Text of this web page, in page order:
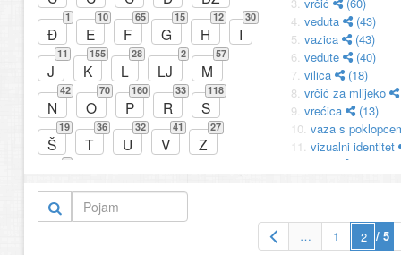
Đ
1
E
10
F
65
G
15
H
12
I
30
J
11
K
155
L
28
LJ
2
M
57
N
42
O
70
P
160
R
33
S
118
Š
19
T
36
U
32
V
41
Z
27
4. veduta
(43)
5. vazica
(43)
6. vedute
(40)
7. vilica
(18)
8. vrčić za mlijeko
9. vrećica
(13)
10. vaza s
11. vizualni identitet
(10)
15. Viktoria
Više… (41)
… 1 / 5